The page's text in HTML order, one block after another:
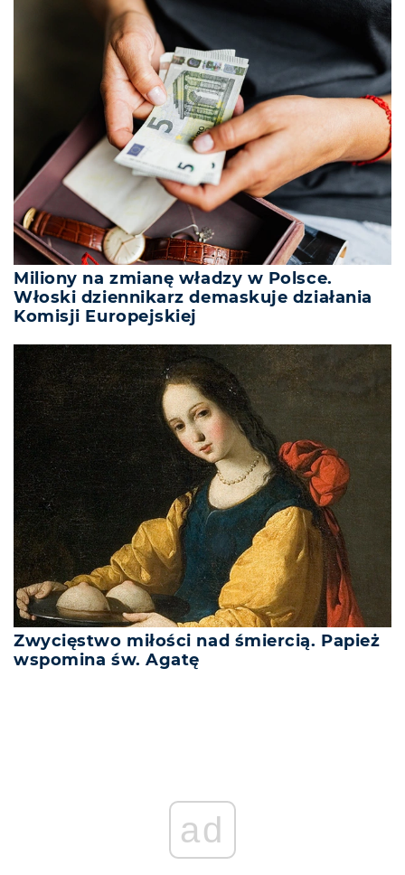
Miliony na zmianę władzy w Polsce.
Włoski dziennikarz demaskuje działania
Komisji Europejskiej
Zwycięstwo miłości nad śmiercią. Papież
wspomina św. Agatę
ad